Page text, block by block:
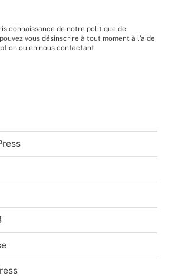
connaissance de notre politique de
vous désinscrire à tout moment à l’aide
ou en nous contactant